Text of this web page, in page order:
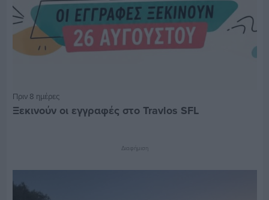
Πριν 8 ημέρες
Ξεκινούν οι εγγραφές στο Travlos SFL
Διαφήμιση